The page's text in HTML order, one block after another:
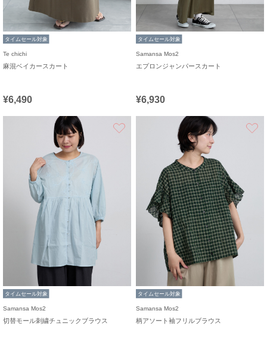
タイムセール対象
Te chichi
麻混ベイカースカート
¥6,490
タイムセール対象
Samansa Mos2
エプロンジャンパースカート
¥6,930
タイムセール対象
Samansa Mos2
切替モール刺繍チュニックブラウス
タイムセール対象
Samansa Mos2
柄アソート袖フリルブラウス